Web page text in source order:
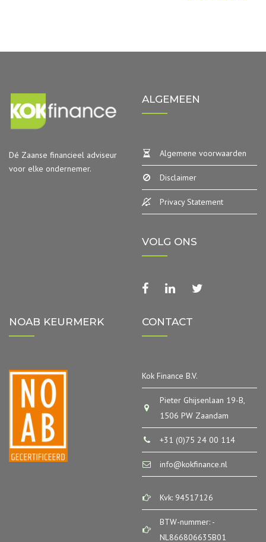
Dé Zaanse financieel adviseur
voor elke ondernemer.
ALGEMEEN
Algemene voorwaarden
Disclaimer
Privacy Statement
VOLG ONS
facebook
linkedin
NOAB KEURMERK CONTACT
Kok Finance B.V.
Pieter Ghijsenlaan 19-B,
1506 PW Zaandam
+31 (0)75 24 00 114
info@kokfinance.nl
Kvk: 94517126
BTW-nummer: -
NL866806635B01